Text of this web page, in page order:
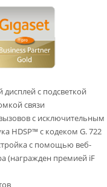
с подсветкой
связи
с исключительным
HDSP™ с кодеком G. 722
с помощью веб-
(награжден премией iF